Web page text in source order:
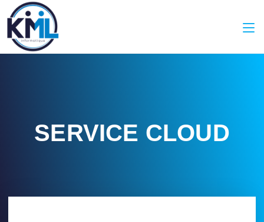
SERVICE CLOUD